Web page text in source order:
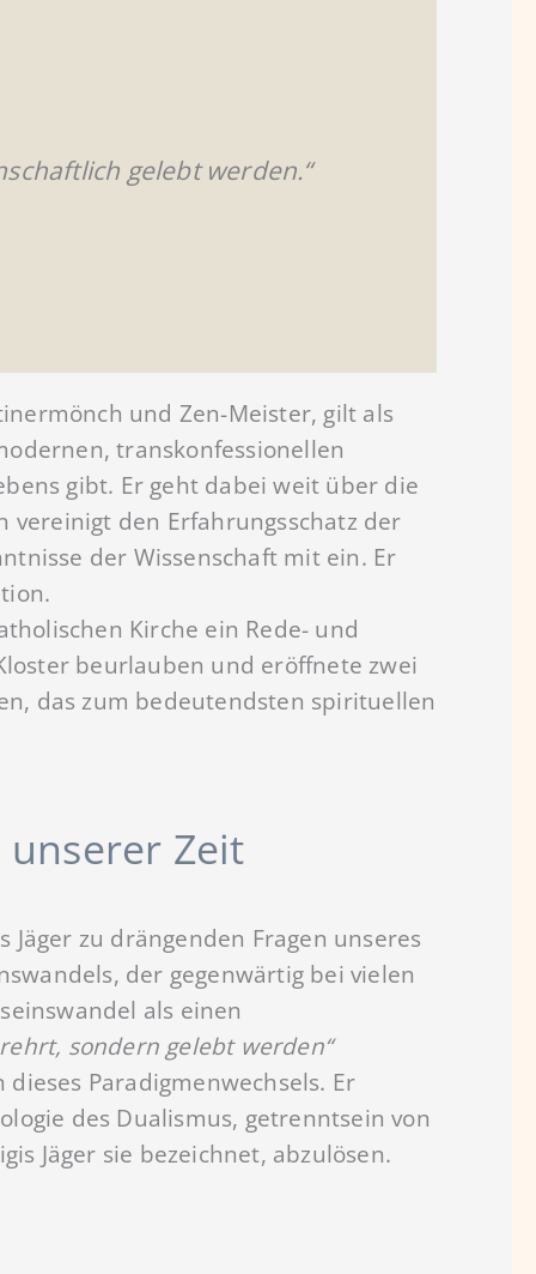
gelebt werden.“
und Zen-Meister, gilt als
transkonfessionellen
gibt. Er geht dabei weit über die
vereinigt den Erfahrungsschatz der
der Wissenschaft mit ein. Er
Kirche ein Rede- und
beurlauben und eröffnete zwei
das zum bedeutendsten spirituellen
Zeit
zu drängenden Fragen unseres
der gegenwärtig bei vielen
als einen
sondern gelebt werden“
Paradigmenwechsels. Er
des Dualismus, getrenntsein von
Jäger sie bezeichnet, abzulösen.